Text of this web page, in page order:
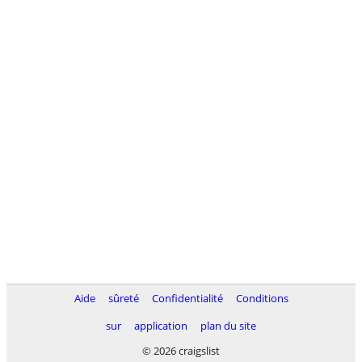
Aide sûreté Confidentialité
Conditions
sur
application
plan du site
© 2026 craigslist